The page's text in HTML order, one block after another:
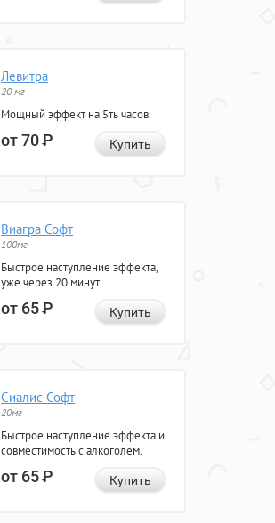
Левитра
20 мг
Мощный эффект на 5ть часов.
от 70Р Купить
Виагра Софт
100мг
Быстрое наступление эффекта,
уже через 20 минут.
от 65Р Купить
Сиалис Софт
20мг
Быстрое наступление эффекта и
совместимость с алкоголем.
от 65Р Купить